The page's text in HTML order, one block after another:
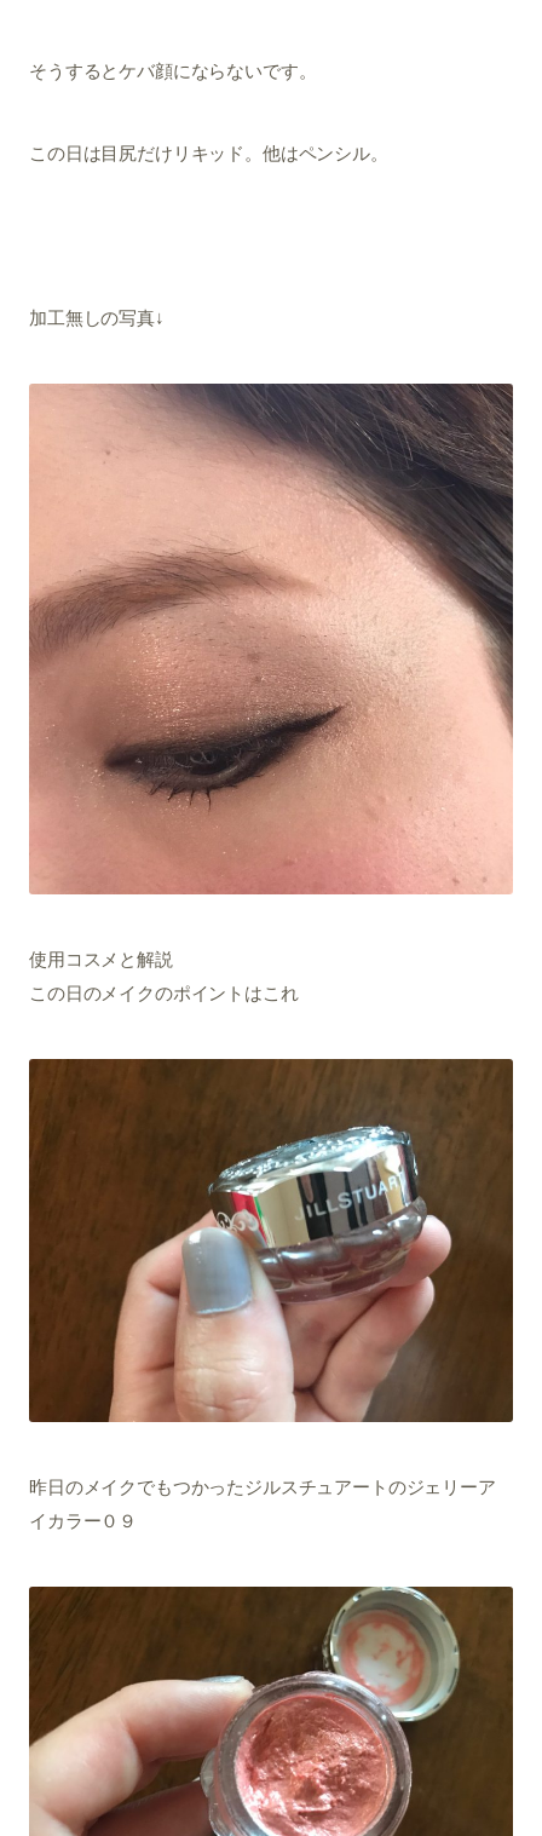
そうするとケバ顔にならないです。
この日は目尻だけリキッド。他はペンシル。
加工無しの写真↓
使用コスメと解説
この日のメイクのポイントはこれ
昨日のメイクでもつかったジルスチュアートのジェリーア
イカラー０９